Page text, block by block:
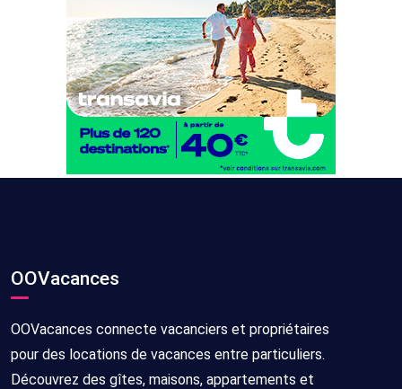
OOVacances
OOVacances connecte vacanciers et propriétaires
pour des locations de vacances entre particuliers.
Découvrez des gîtes, maisons, appartements et